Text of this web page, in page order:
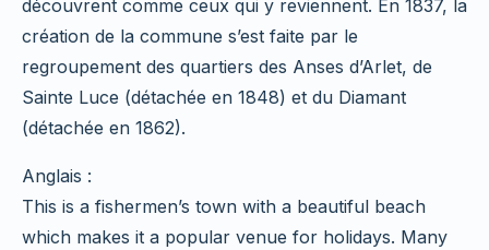
découvrent comme ceux qui y reviennent. En 1837, la
création de la commune s’est faite par le
regroupement des quartiers des Anses d’Arlet, de
Sainte Luce (détachée en 1848) et du Diamant
(détachée en 1862).
Anglais :
This is a fishermen’s town with a beautiful beach
which makes it a popular venue for holidays. Many